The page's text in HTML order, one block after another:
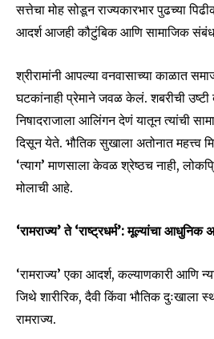
Join our community
SUBSCRIBERS and
To subscribe, simply enter your
or click the subscribe button below.
your privacy and won't spam your
सत्तेचा मोह सोडून राज्यकारभार पुढच्या
आदर्श आजही कौटुंबिक आणि सामाजिक
श्रीरामांनी आपल्या वनवासाच्या काळात
घटकांनाही प्रेमाने जवळ केलं. शबरीची
निषादराजाला आलिंगन देणं यातून त्यांची
दिसून येते. भौतिक सुखाला अतोनात महत्त्व
‘त्याग’ माणसाला केवळ श्रेष्ठच नाही,
मोलाची आहे.
‘रामराज्य’ ते ‘राष्ट्रधर्म’: मूल्यांचा आधुनिक
‘रामराज्य’ एका आदर्श, कल्याणकारी आणि
जिथे शारीरिक, दैवी किंवा भौतिक दुःखाला
रामराज्य.